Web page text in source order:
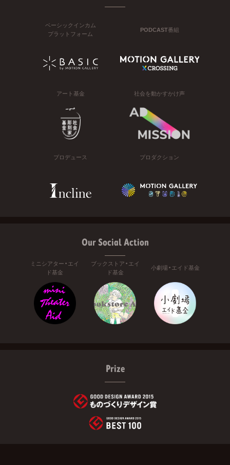
ベーシックインカム
プラットフォーム
PODCAST番組
アート基金 社会を動かすかけ声
プロデュース プロダクション
Our Social Action
ミニシアター・エイ
ド基金
ブックストア・エイ
ド基金
小劇場・エイド基金
Prize